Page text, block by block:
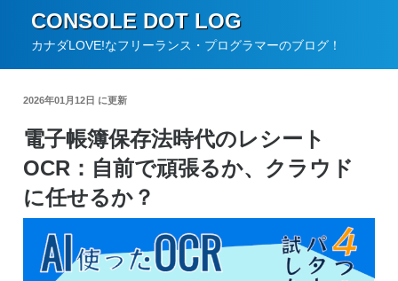
CONSOLE DOT LOG
カナダLOVE!なフリーランス・プログラマーのブログ！
2026年01月12日 に更新
電子帳簿保存法時代のレシート
OCR：自前で頑張るか、クラウド
に任せるか？